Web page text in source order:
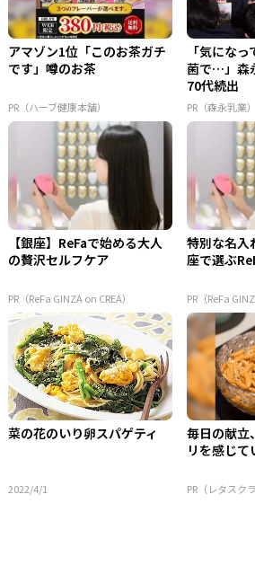
アマゾン1位「このお茶ガチ
です」噂のお茶
PR（ハーブ健康本舗）
「気にな
菌で…」森
70代続出
PR（森永乳業）
【銀座】ReFaで始める大人
の贅沢セルフケア
PR（ReFa GINZA on CREA）
特別な名入
座で選ぶ
PR（ReFa
菜の花のいり卵スパゲティ
2022/4/1
毎日の献立
リを感じて
PR（レタスクラ